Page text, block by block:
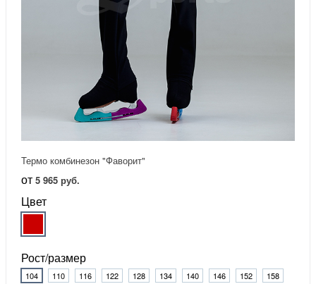
Термо комбинезон "Фаворит"
от 5 965 руб.
Цвет
Рост/размер
104 110 116 122 128 134 140 146 152
158